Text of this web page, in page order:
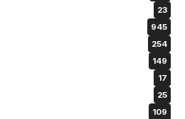
23
945
254
149
17
25
109